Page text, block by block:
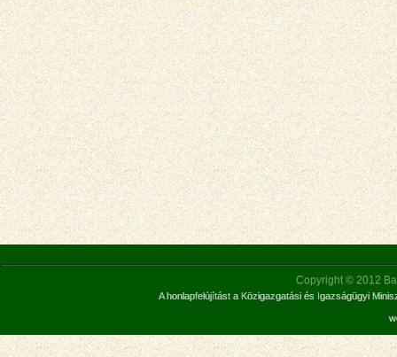
Copyright © 2012
A honlapfelújítást a Közigazgatási és Igazságügyi